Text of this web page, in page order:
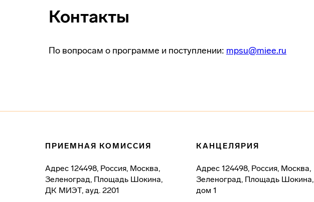
Контакты
По вопросам о программе и поступлении: mpsu@miee.ru
ПРИЕМНАЯ КОМИССИЯ
Адрес 124498, Россия, Москва,
Зеленоград, Площадь Шокина,
ДК МИЭТ, ауд. 2201
КАНЦЕЛЯРИЯ
Адрес 124498, Россия, Москва,
Зеленоград, Площадь Шокина,
дом 1